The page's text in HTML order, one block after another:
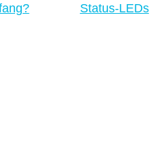
Status-LEDs